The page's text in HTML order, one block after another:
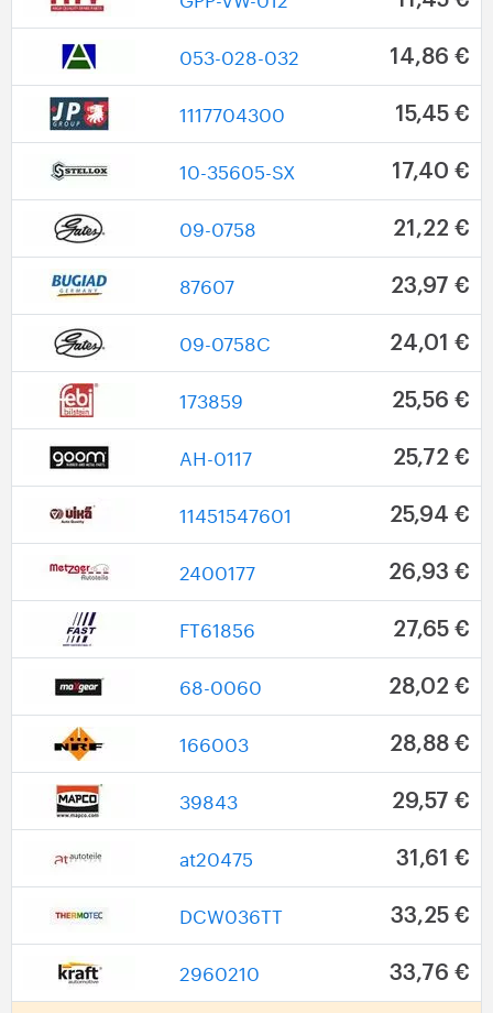
053-028-032 14,86 €
1117704300 15,45 €
10-35605-SX 17,40 €
09-0758 21,22 €
87607 23,97 €
09-0758C 24,01 €
173859 25,56 €
AH-0117 25,72 €
11451547601 25,94 €
2400177 26,93 €
FT61856 27,65 €
68-0060 28,02 €
166003 28,88 €
39843 29,57 €
at20475 31,61 €
DCW036TT 33,25 €
2960210 33,76 €